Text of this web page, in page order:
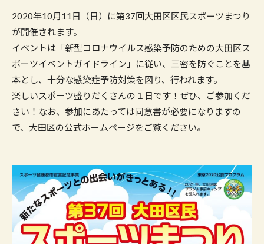
2020年10月11日（日）に第37回大田区区民スポーツまつり
が開催されます。
イベントは「新型コロナウイルス感染予防のための大田区ス
ポーツイベントガイドライン」に従い、三密を防ぐことを基
本とし、十分な感染症予防対策を図り、行われます。
楽しいスポーツ盛りだくさんの１日です！ぜひ、ご参加くだ
さい！なお、参加にあたっては同意書が必要になりますの
で、大田区の公式ホームページをご覧ください。